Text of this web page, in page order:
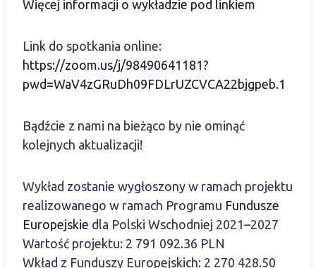
Więcej informacji o wykładzie pod linkiem
Link do spotkania online:
https://zoom.us/j/98490641181?
pwd=WaV4zGRuDh09FDLrUZCVCA22bjgpeb.1
Bądźcie z nami na bieżąco by nie ominąć
kolejnych aktualizacji!
Wykład zostanie wygłoszony w ramach projektu
realizowanego w ramach Programu Fundusze
Europejskie dla Polski Wschodniej 2021–2027
Wartość projektu: 2 791 092.36 PLN
Wkład z Funduszy Europejskich: 2 270 428.50